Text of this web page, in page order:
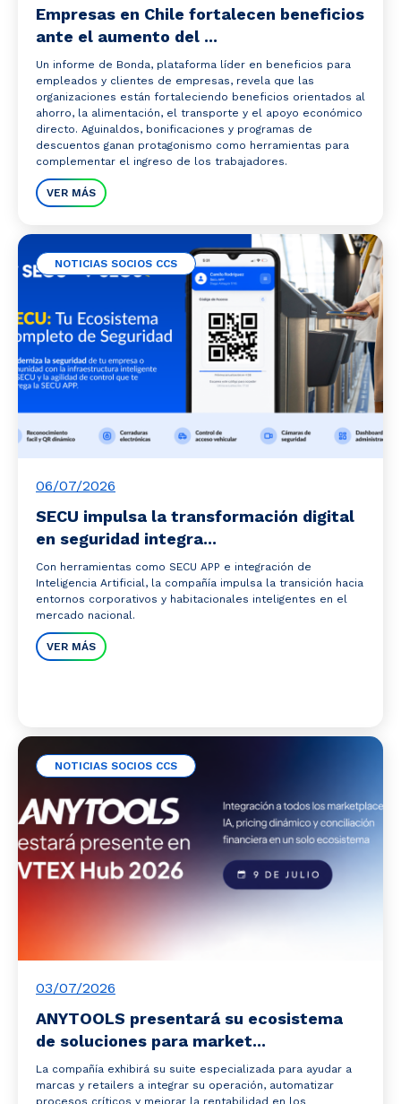
Empresas en Chile fortalecen beneficios
ante el aumento del ...
Un informe de Bonda, plataforma líder en beneficios para
empleados y clientes de empresas, revela que las
organizaciones están fortaleciendo beneficios orientados al
ahorro, la alimentación, el transporte y el apoyo económico
directo. Aguinaldos, bonificaciones y programas de
descuentos ganan protagonismo como herramientas para
complementar el ingreso de los trabajadores.
VER MÁS
NOTICIAS SOCIOS CCS
06/07/2026
SECU impulsa la transformación digital
en seguridad integra...
Con herramientas como SECU APP e integración de
Inteligencia Artificial, la compañía impulsa la transición hacia
entornos corporativos y habitacionales inteligentes en el
mercado nacional.
VER MÁS
NOTICIAS SOCIOS CCS
03/07/2026
ANYTOOLS presentará su ecosistema
de soluciones para market...
La compañía exhibirá su suite especializada para ayudar a
marcas y retailers a integrar su operación, automatizar
procesos críticos y mejorar la rentabilidad en los